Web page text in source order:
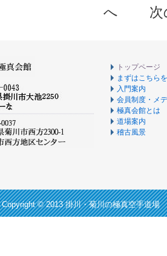
へ 次の
トップページ
まずはこちら
入門案内
会員制度・メ
極真会館とは
道場案内
稽古風景
Copyright © 2013掛川・菊川の極真空手道